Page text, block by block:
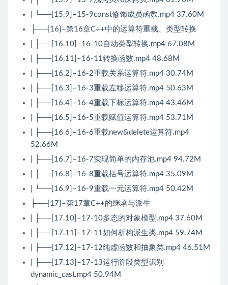
| └──[15.9]–15-9const修饰成员函数.mp4 37.60M
├──{16}–第16章C++中的运算符重载、类型转换
| ├──[16.10]–16-10自动类型转换.mp4 67.08M
| ├──[16.11]–16-11转换函数.mp4 48.68M
| ├──[16.2]–16-2重载关系运算符.mp4 30.74M
| ├──[16.3]–16-3重载左移运算符.mp4 50.63M
| ├──[16.4]–16-4重载下标运算符.mp4 43.46M
| ├──[16.5]–16-5重载赋值运算符.mp4 53.71M
| ├──[16.6]–16-6重载new&delete运算符.mp4
52.66M
| ├──[16.7]–16-7实现简单的内存池.mp4 94.72M
| ├──[16.8]–16-8重载括号运算符.mp4 35.09M
| └──[16.9]–16-9重载一元运算符.mp4 50.42M
├──{17}–第17章C++的继承与派生
| ├──[17.10]–17-10多态的对象模型.mp4 37.60M
| ├──[17.11]–17-11如何析构派生类.mp4 59.74M
| ├──[17.12]–17-12纯虚函数和抽象类.mp4 46.51M
| ├──[17.13]–17-13运行阶段类型识别
dynamic_cast.mp4 50.94M